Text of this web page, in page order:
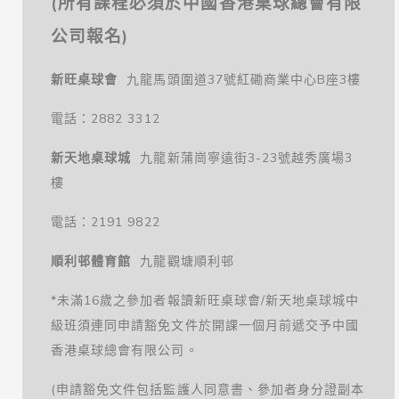
公司報名)
新旺桌球會 九龍馬頭圍道37號紅磡商業中心B座3樓
電話：2882 3312
新天地桌球城 九龍新蒲崗寧遠街3-23號越秀廣場3
樓
電話：2191 9822
順利邨體育館 九龍觀塘順利邨
*未滿16歲之參加者報讀新旺桌球會/新天地桌球城中
級班須連同申請豁免文件於開課一個月前遞交予中國
香港桌球總會有限公司。
(申請豁免文件包括監護人同意書、參加者身分證副本